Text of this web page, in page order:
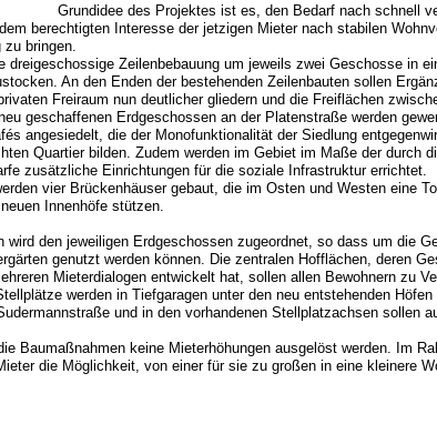
Grundidee des Projektes ist es, den Bedarf nach schnell
berechtigten Interesse der jetzigen Mieter nach stabilen
bringen.
dreigeschossige Zeilenbebauung um jeweils zwei Geschosse in
An den Enden der bestehenden Zeilenbauten sollen
Freiraum nun deutlicher gliedern und die Freiflächen
geschaffenen Erdgeschossen an der Platenstraße werden
angesiedelt, die der Monofunktionalität der Siedlung
Quartier bilden. Zudem werden im Gebiet im Maße der durch
zusätzliche Einrichtungen für die soziale Infrastruktur errichtet.
vier Brückenhäuser gebaut, die im Osten und Westen eine
Innenhöfe stützen.
wird den jeweiligen Erdgeschossen zugeordnet, so dass um die
genutzt werden können. Die zentralen Hofflächen, deren
Mieterdialogen entwickelt hat, sollen allen Bewohnern zu
werden in Tiefgaragen unter den neu entstehenden Höfen
und in den vorhandenen Stellplatzachsen sollen
Baumaßnahmen keine Mieterhöhungen ausgelöst werden. Im
die Möglichkeit, von einer für sie zu großen in eine kleinere